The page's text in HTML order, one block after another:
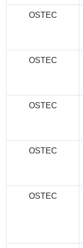
OSTEC
OSTEC
OSTEC
OSTEC
OSTEC